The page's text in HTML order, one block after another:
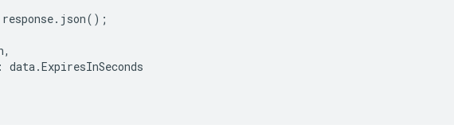
response. json();
,
: data.ExpiresInSeconds